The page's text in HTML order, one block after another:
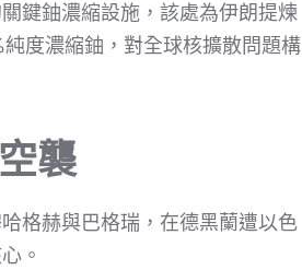
鍵鈾濃縮設施，該處為伊朗提煉
度濃縮鈾，對全球核擴散問題構
襲
格赫與巴格瑞，在德黑蘭遭以色
。